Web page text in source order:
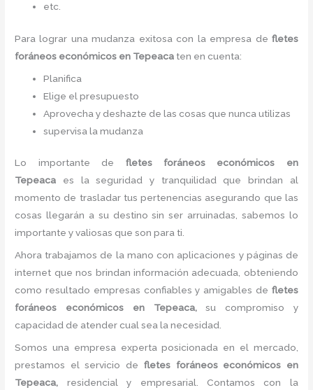
etc.
Para lograr una mudanza exitosa con la empresa de fletes
foráneos económicos en Tepeaca ten en cuenta:
Planifica
Elige el presupuesto
Aprovecha y deshazte de las cosas que nunca utilizas
supervisa la mudanza
Lo importante de fletes foráneos económicos en
Tepeaca es la seguridad y tranquilidad que brindan al
momento de trasladar tus pertenencias asegurando que las
cosas llegarán a su destino sin ser arruinadas, sabemos lo
importante y valiosas que son para ti.
Ahora trabajamos de la mano con aplicaciones y páginas de
internet que nos brindan información adecuada, obteniendo
como resultado empresas confiables y amigables de fletes
foráneos económicos
en Tepeaca,su compromiso y
capacidad de atender cual sea la necesidad.
Somos una empresa experta posicionada en el mercado,
prestamos el servicio de fletes foráneos económicos en
Tepeaca, residencial y empresarial. Contamos con la